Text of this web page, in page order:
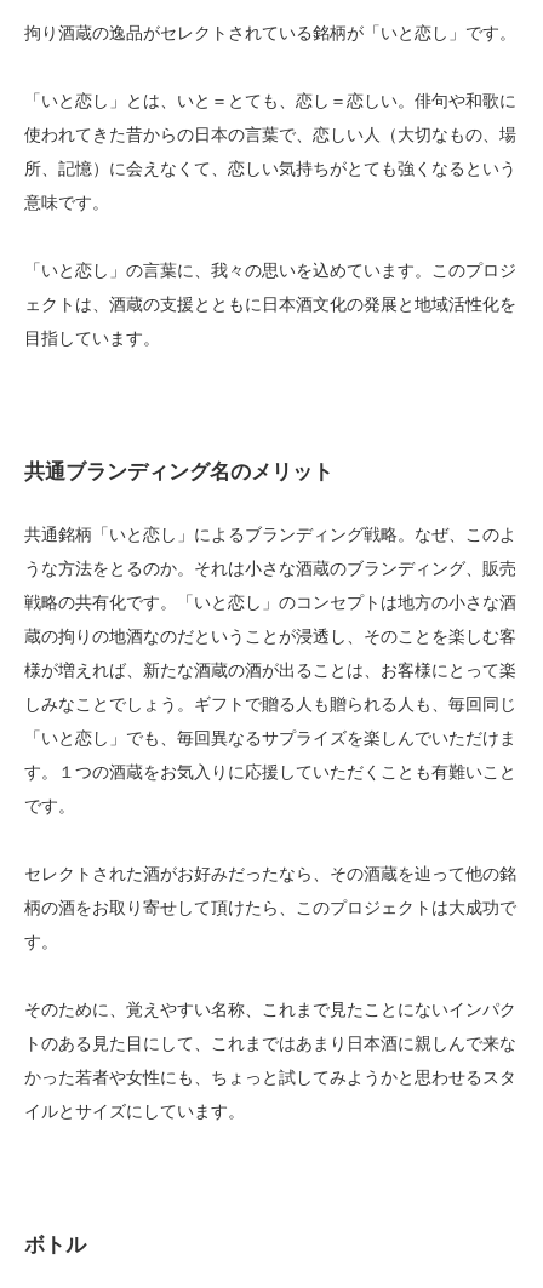
拘り酒蔵の逸品がセレクトされている銘柄が「いと恋し」です。
「いと恋し」とは、いと＝とても、恋し＝恋しい。俳句や和歌に
使われてきた昔からの日本の言葉で、恋しい人（大切なもの、場
所、記憶）に会えなくて、恋しい気持ちがとても強くなるという
意味です。
「いと恋し」の言葉に、我々の思いを込めています。このプロジ
ェクトは、酒蔵の支援とともに日本酒文化の発展と地域活性化を
目指しています。
共通ブランディング名のメリット
共通銘柄「いと恋し」によるブランディング戦略。なぜ、このよ
うな方法をとるのか。それは小さな酒蔵のブランディング、販売
戦略の共有化です。「いと恋し」のコンセプトは地方の小さな酒
蔵の拘りの地酒なのだということが浸透し、そのことを楽しむ客
様が増えれば、新たな酒蔵の酒が出ることは、お客様にとって楽
しみなことでしょう。ギフトで贈る人も贈られる人も、毎回同じ
「いと恋し」でも、毎回異なるサプライズを楽しんでいただけま
す。１つの酒蔵をお気入りに応援していただくことも有難いこと
です。
セレクトされた酒がお好みだったなら、その酒蔵を辿って他の銘
柄の酒をお取り寄せして頂けたら、このプロジェクトは大成功で
す。
そのために、覚えやすい名称、これまで見たことにないインパク
トのある見た目にして、これまではあまり日本酒に親しんで来な
かった若者や女性にも、ちょっと試してみようかと思わせるスタ
イルとサイズにしています。
ボトル